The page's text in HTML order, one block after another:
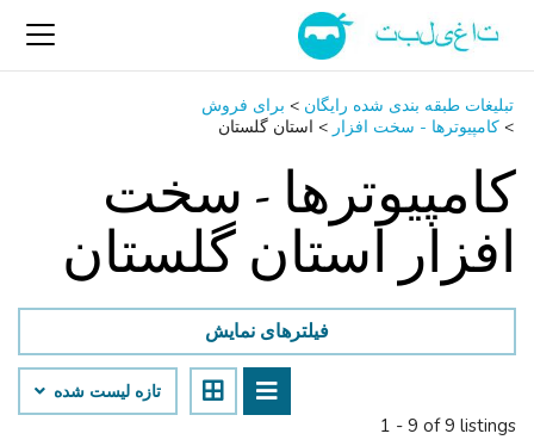
تبلیغات طبقه بندی شده رایگان > برای فروش
> کامپیوترها - سخت ‌افزار > استان گلستان
کامپیوترها - سخت
‌افزار استان گلستان
1 - 9 of 9 listings
فیلترهای نمایش
تازه لیست شده